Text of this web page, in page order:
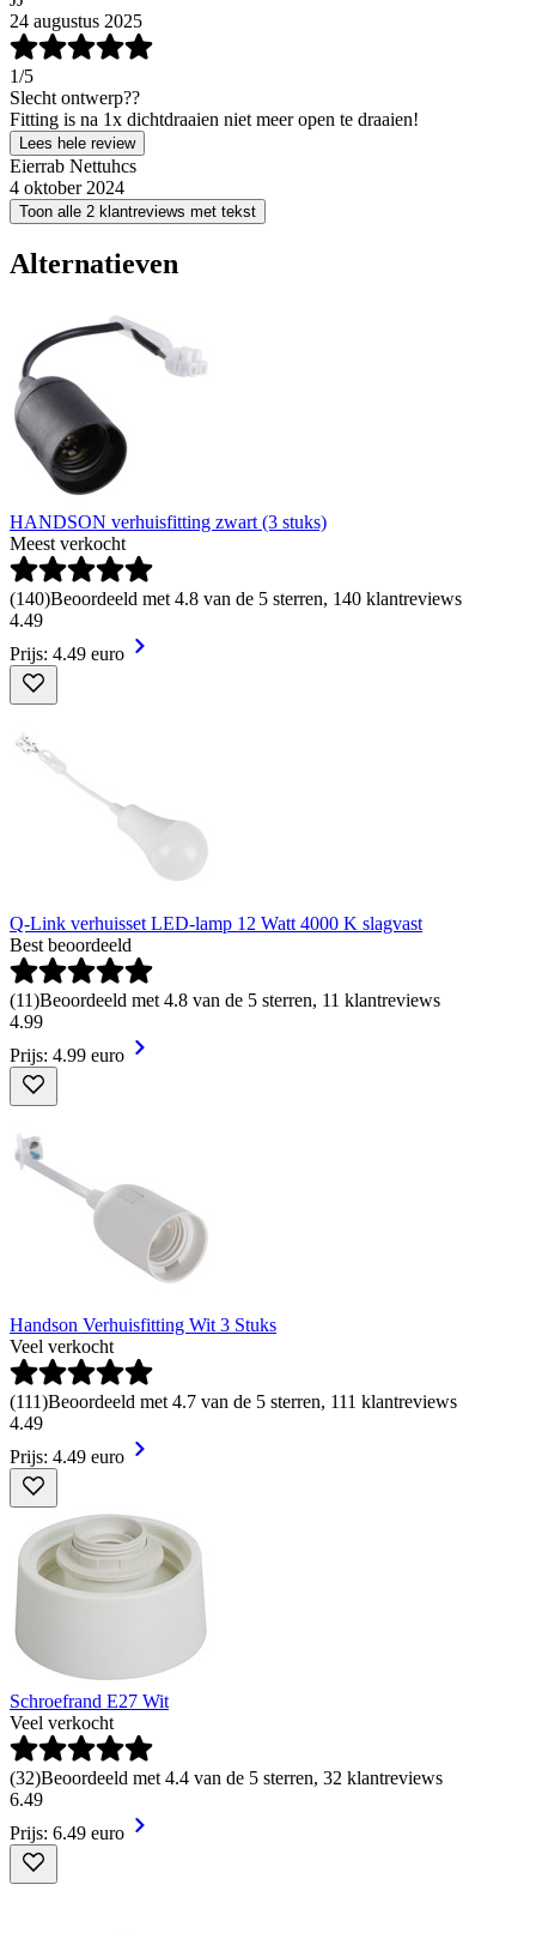
24 augustus 2025
1/5
Slecht ontwerp??
Fitting is na 1x dichtdraaien niet meer open te draaien!
Lees hele review
Eierrab Nettuhcs
4 oktober 2024
Toon alle 2 klantreviews met tekst
Alternatieven
HANDSON verhuisfitting zwart (3 stuks)
Meest verkocht
(140)Beoordeeld met 4.8 van de 5 sterren, 140 klantreviews
4.49
Prijs: 4.49 euro
Q-Link verhuisset LED-lamp 12 Watt 4000 K slagvast
Best beoordeeld
(11)Beoordeeld met 4.8 van de 5 sterren, 11 klantreviews
4.99
Prijs: 4.99 euro
Handson Verhuisfitting Wit 3 Stuks
Veel verkocht
(111)Beoordeeld met 4.7 van de 5 sterren, 111 klantreviews
4.49
Prijs: 4.49 euro
Schroefrand E27 Wit
Veel verkocht
(32)Beoordeeld met 4.4 van de 5 sterren, 32 klantreviews
6.49
Prijs: 6.49 euro